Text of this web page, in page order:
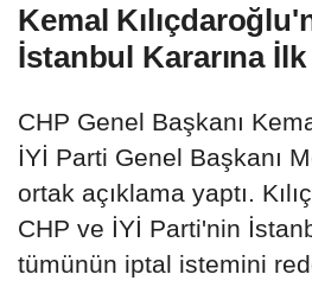
Kemal
İstanbul Kararına
CHP Genel Başkanı
İYİ Parti Genel Başkanı
ortak açıklama yaptı.
CHP ve İYİ Parti'nin
tümünün iptal istemini